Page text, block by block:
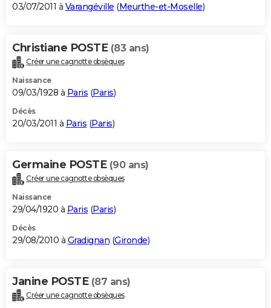
03/07/2011 à Varangéville (Meurthe-et-Moselle)
Christiane POSTE (83 ans)
Créer une cagnotte obsèques
Naissance
09/03/1928 à Paris (Paris)
Décès
20/03/2011 à Paris (Paris)
Germaine POSTE (90 ans)
Créer une cagnotte obsèques
Naissance
29/04/1920 à Paris (Paris)
Décès
29/08/2010 à Gradignan (Gironde)
Janine POSTE (87 ans)
Créer une cagnotte obsèques